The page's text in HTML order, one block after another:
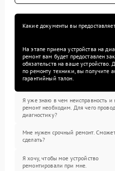
Какие документы вы
На этапе приема устройства на
ремонт вам будет предоставлен
обязательств на ваше устройство.
по ремонту техники, вы получите
гарантийный талон.
Я уже знаю в чем неисправность и
ремонт необходим. Для чего
диагностику?
Мне нужен срочный ремонт.
сделать?
Я хочу, чтобы мое устройство
ремонтировали при мне.